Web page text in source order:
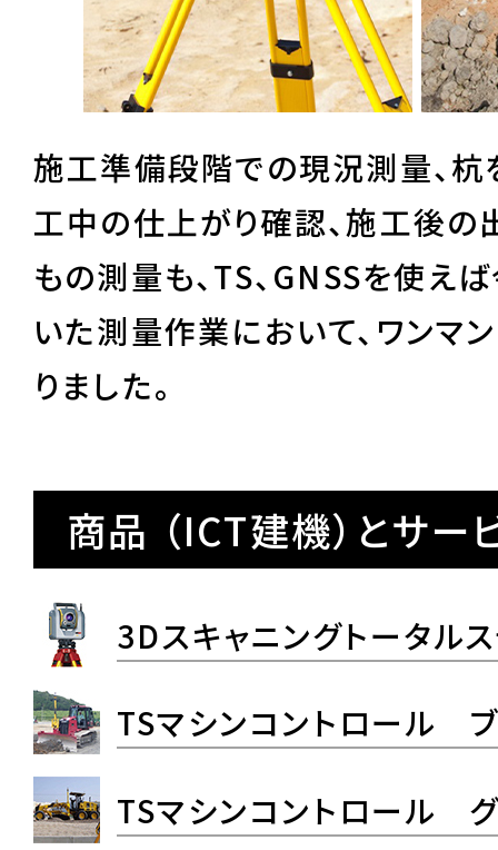
施工準備段階での現況測量、杭
工中の仕上がり確認、施工後の
もの測量も、TS、GNSSを使え
いた測量作業において、ワンマ
りました。
商品 （ICT建機）とサー
3Dスキャニングトータル
TSマシンコントロール
TSマシンコントロール